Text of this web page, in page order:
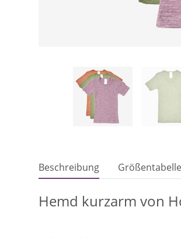
Beschreibung Größentabelle
Hemd kurzarm von